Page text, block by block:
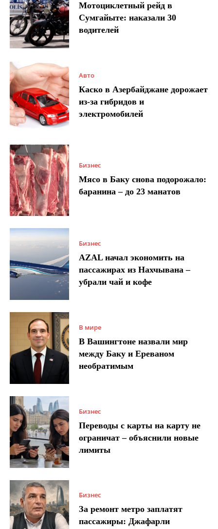
Мотоциклетный рейд в
Сумгайыте: наказали 30
водителей
Авто
Каско в Азербайджане дорожает
из-за гибридов и
электромобилей
Бизнес
Мясо в Баку снова подорожало:
баранина – до 23 манатов
Бизнес
AZAL начал экономить на
пассажирах из Нахчывана –
убрали чай и кофе
В мире
В Вашингтоне назвали мир
между Баку и Ереваном
необратимым
Бизнес
Переводы с карты на карту не
ограничат – объяснили новые
лимиты
Бизнес
За ремонт метро заплатят
пассажиры: Джафарли